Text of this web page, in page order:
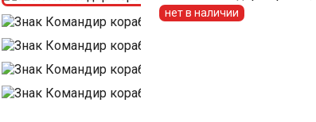
нет в наличии